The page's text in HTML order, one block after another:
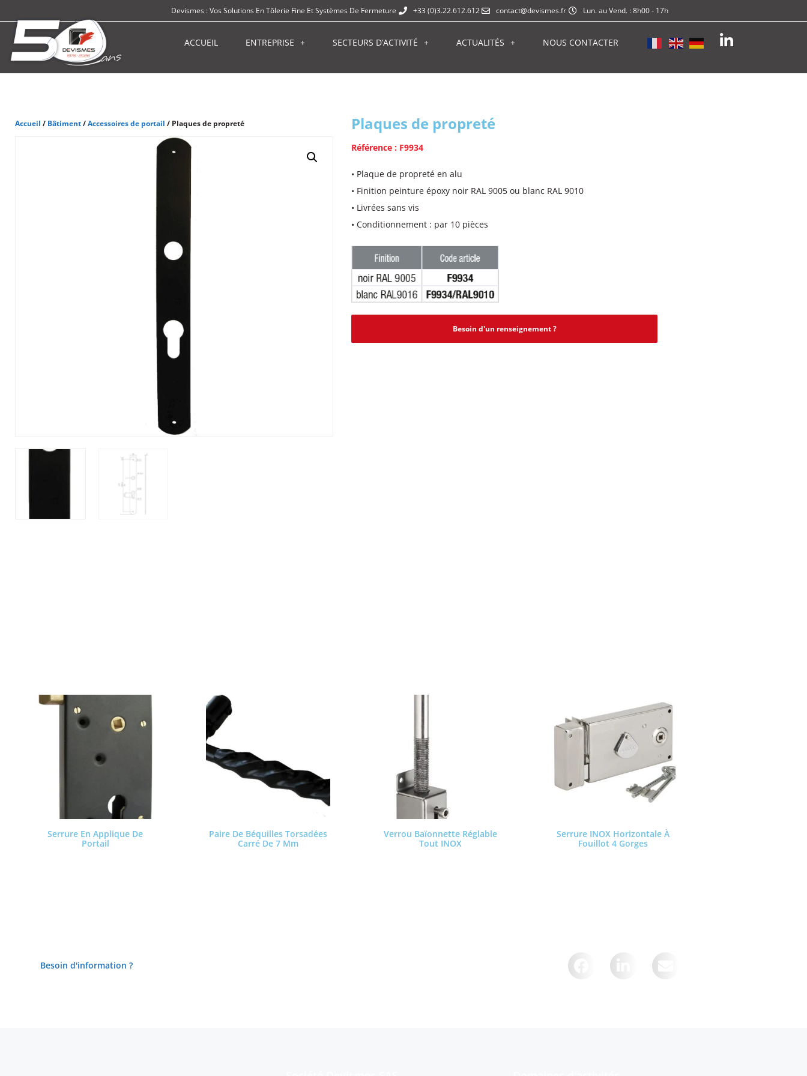
Devismes : Vos Solutions En Tôlerie Fine Et Systèmes De Fermeture +33 (0)3.22.612.612 contact@devismes.fr Lun. au Vend. : 8h00 - 17h
ACCUEIL ENTREPRISE SECTEURS D’ACTIVITÉ ACTUALITÉS NOUS CONTACTER
Accueil / Bâtiment/Accessoires de portail / Plaques de propreté Plaques de propreté
Référence : F9934
• Plaque de propreté en alu
• Finition peinture époxy noir RAL 9005 ou blanc RAL 9010
• Livrées sans vis
• Conditionnement : par 10 pièces
Besoin d'un renseignement ?
Serrure En Applique De
Portail
Paire De Béquilles Torsadées
Carré De 7 Mm
Verrou Baïonnette Réglable
Tout INOX
Serrure INOX Horizontale À
Fouillot 4 Gorges
Besoin d'information ?